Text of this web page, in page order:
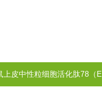
性粒细胞活化肽78（ENA-78/CXCL5）